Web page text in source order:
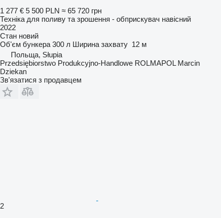
1 277 € 5 500 PLN ≈ 65 720 грн
Техніка для поливу та зрошення - обприскувач навісний
2022
Стан новий
Об'єм бункера 300 л Ширина захвату 12 м
Польща, Słupia
Przedsiębiorstwo Produkcyjno-Handlowe ROLMAPOL Marcin
Dziekan
Зв'язатися з продавцем
2